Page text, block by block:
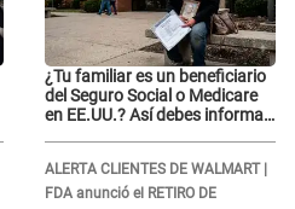
¿Tu familiar es un beneficiario
del Seguro Social o Medicare
en EE.UU.? Así debes informar
ALERTA CLIENTES DE WALMART |
FDA anunció el RETIRO DE